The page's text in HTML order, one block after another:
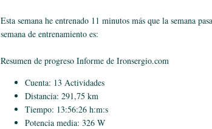
Esta semana he entrenado 11 minutos más que la semana
semana de entrenamiento es:
Resumen de progreso Informe de Ironsergio.com
Cuenta: 13 Actividades
Distancia: 291,75 km
Tiempo: 13:56:26 h:m:s
Potencia media: 326 W